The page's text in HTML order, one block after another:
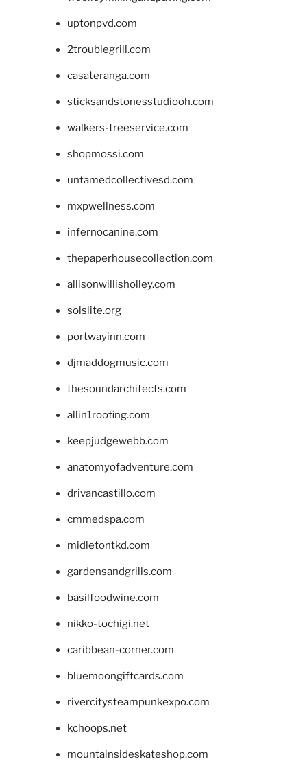
uptonpvd.com
2troublegrill.com
casateranga.com
sticksandstonesstudiooh.com
walkers-treeservice.com
shopmossi.com
untamedcollectivesd.com
mxpwellness.com
infernocanine.com
thepaperhousecollection.com
allisonwillisholley.com
solslite.org
portwayinn.com
djmaddogmusic.com
thesoundarchitects.com
allin1roofing.com
keepjudgewebb.com
anatomyofadventure.com
drivancastillo.com
cmmedspa.com
midletontkd.com
gardensandgrills.com
basilfoodwine.com
nikko-tochigi.net
caribbean-corner.com
bluemoongiftcards.com
rivercitysteampunkexpo.com
kchoops.net
mountainsideskateshop.com